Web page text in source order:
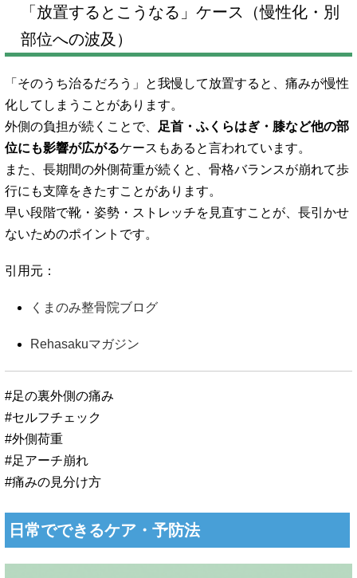
「放置するとこうなる」ケース（慢性化・別
部位への波及）
「そのうち治るだろう」と我慢して放置すると、痛みが慢性
化してしまうことがあります。
外側の負担が続くことで、
足首・ふくらはぎ・膝など他の部
位にも影響が広がるケースもあると言われています。
また、長期間の外側荷重が続くと、骨格バランスが崩れて歩
行にも支障をきたすことがあります。
早い段階で靴・姿勢・ストレッチを見直すことが、長引かせ
ないためのポイントです。
引用元：
くまのみ整骨院ブログ
Rehasakuマガジン
#足の裏外側の痛み
#セルフチェック
#外側荷重
#足アーチ崩れ
#痛みの見分け方
日常でできるケア・予防法